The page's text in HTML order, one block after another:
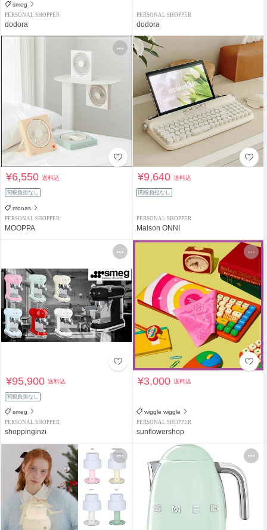
smeg
PERSONAL SHOPPER
dodora
PERSONAL SHOPPER
dodora
¥6,550送料込
関税負担なし
mooas
PERSONAL SHOPPER
MOOPPA
¥9,640送料込
関税負担なし
PERSONAL SHOPPER
Maison ONNI
¥95,900送料込
関税負担なし
smeg
PERSONAL SHOPPER
shoppinginzi
¥3,000送料込
wiggle wiggle
PERSONAL SHOPPER
sunflowershop